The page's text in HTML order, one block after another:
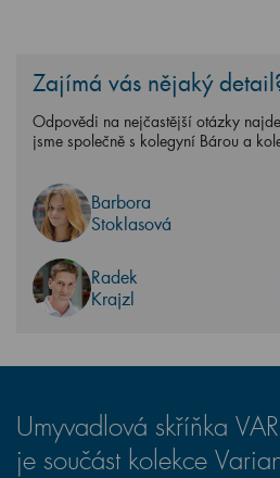
Zajímá vás nějaký
Odpovědi na nejčastější otázky
jsme společně s kolegyní Bárou a
Barbora
Stoklasová
Radek
Krajzl
Umyvadlová skříňka
je součást kolekce